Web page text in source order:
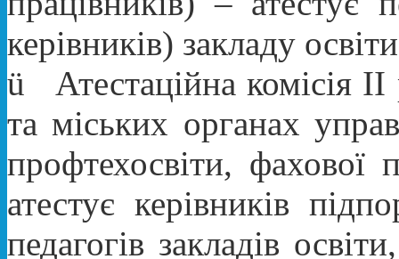
керівників) закладу
ü
Атестаційна комісія
та міських органах
профтехосвіти, фахової
атестує керівників
педагогів закладів